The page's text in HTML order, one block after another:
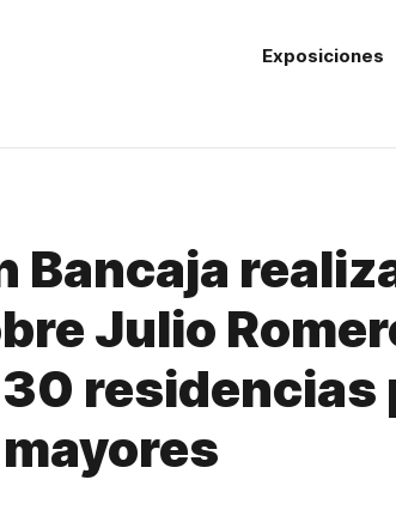
Exposiciones
Bancaja
Julio
residencias